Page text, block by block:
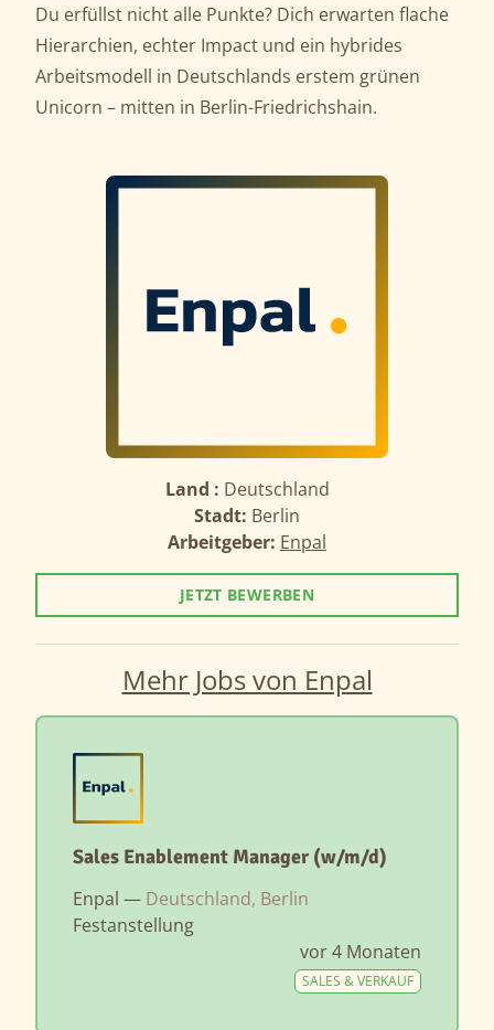
Du erfüllst nicht alle Punkte? Dich erwarten flache
Hierarchien, echter Impact und ein hybrides
Arbeitsmodell in Deutschlands erstem grünen
Unicorn – mitten in Berlin-Friedrichshain.
Land : Deutschland
Stadt: Berlin
Arbeitgeber: Enpal
JETZT BEWERBEN
Mehr Jobs von Enpal
Sales Enablement Manager (w/m/d)
Enpal — Deutschland, Berlin
Festanstellung
vor 4 Monaten
SALES & VERKAUF